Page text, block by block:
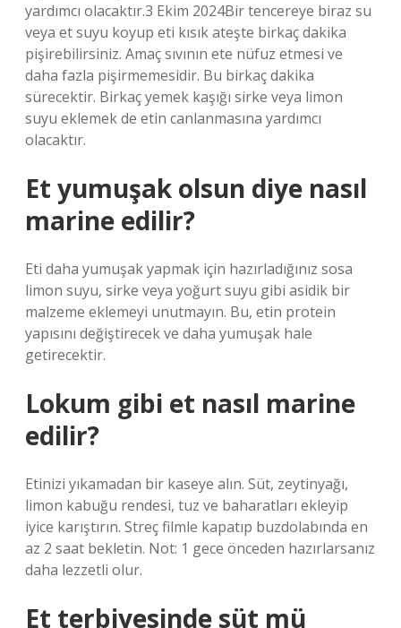
yardımcı olacaktır.3 Ekim 2024Bir tencereye biraz su
veya et suyu koyup eti kısık ateşte birkaç dakika
pişirebilirsiniz. Amaç sıvının ete nüfuz etmesi ve
daha fazla pişirmemesidir. Bu birkaç dakika
sürecektir. Birkaç yemek kaşığı sirke veya limon
suyu eklemek de etin canlanmasına yardımcı
olacaktır.
Et yumuşak olsun diye nasıl
marine edilir?
Eti daha yumuşak yapmak için hazırladığınız sosa
limon suyu, sirke veya yoğurt suyu gibi asidik bir
malzeme eklemeyi unutmayın. Bu, etin protein
yapısını değiştirecek ve daha yumuşak hale
getirecektir.
Lokum gibi et nasıl marine
edilir?
Etinizi yıkamadan bir kaseye alın. Süt, zeytinyağı,
limon kabuğu rendesi, tuz ve baharatları ekleyip
iyice karıştırın. Streç filmle kapatıp buzdolabında en
az 2 saat bekletin. Not: 1 gece önceden hazırlarsanız
daha lezzetli olur.
Et terbiyesinde süt mü